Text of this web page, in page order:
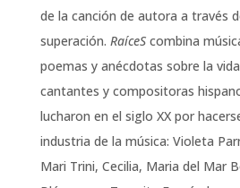
de la canción de autora a través
superación. RaíceScombina
poemas y anécdotas sobre la
cantantes y compositoras
lucharon en el siglo XX por
industria de la música: Violeta
Mari Trini, Cecilia, Maria del Mar